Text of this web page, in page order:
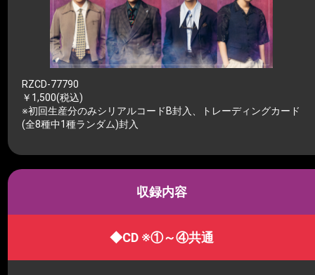
RZCD-77790
￥1,500(税込)
※初回生産分のみシリアルコードB封入、トレーディングカード
(全8種中1種ランダム)封入
収録内容
◆CD ※①～④共通